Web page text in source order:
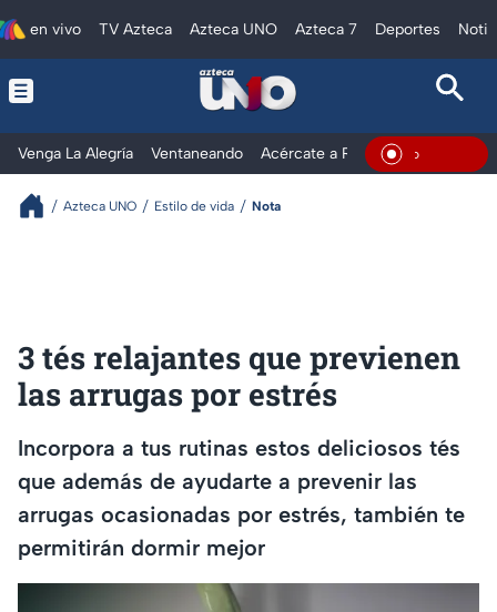
en vivo TV Azteca Azteca UNO Azteca 7 Deportes
Venga La Alegría Ventaneando Acércate a Rocío Al ExtremoEn Vivo
Azteca UNO Estilo de vida Nota
3 tés relajantes que previenen
las arrugas por estrés
Incorpora a tus rutinas estos deliciosos tés
que además de ayudarte a prevenir las
arrugas ocasionadas por estrés, también te
permitirán dormir mejor